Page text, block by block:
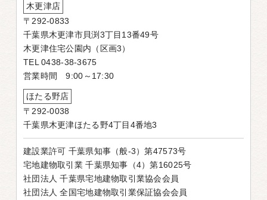
木更津店
〒292-0833
千葉県木更津市貝渕3丁目13番49号
木更津住宅公園内（区画3）
TEL 0438-38-3675
営業時間 9:00～17:30
ほたる野店
〒292-0038
千葉県木更津ほたる野4丁目4番地3
建設業許可 千葉県知事（般-3）第47573号
宅地建物取引業 千葉県知事（4）第16025号
社団法人 千葉県宅地建物取引業協会会員
社団法人 全国宅地建物取引業保証協会会員